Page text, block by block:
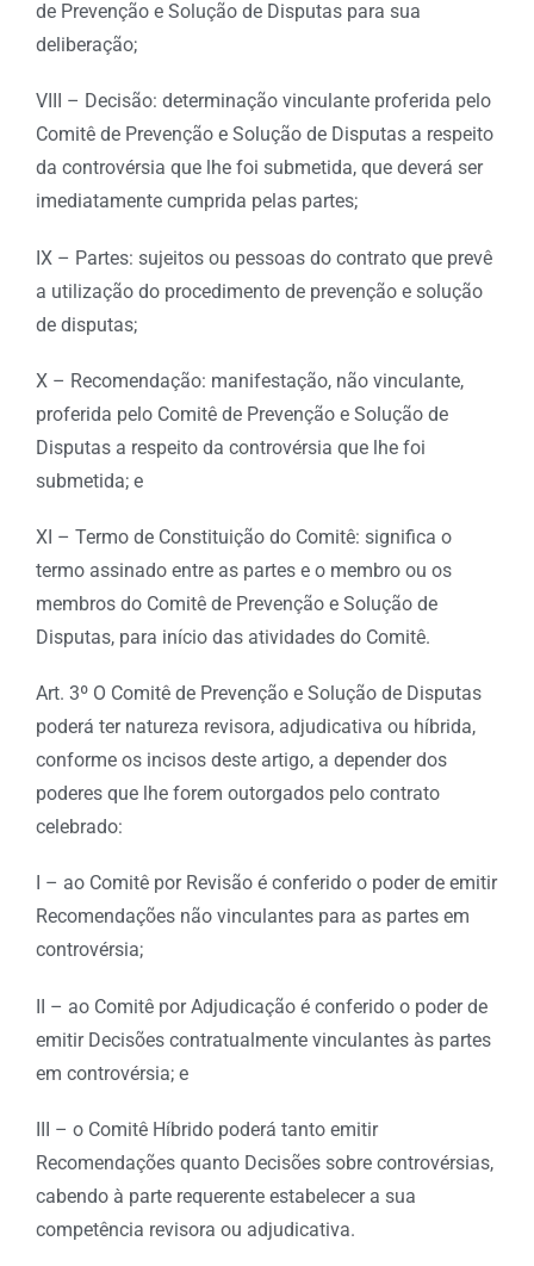
de Prevenção e Solução de Disputas para sua
deliberação;
VIII – Decisão: determinação vinculante proferida pelo
Comitê de Prevenção e Solução de Disputas a respeito
da controvérsia que lhe foi submetida, que deverá ser
imediatamente cumprida pelas partes;
IX – Partes: sujeitos ou pessoas do contrato que prevê
a utilização do procedimento de prevenção e solução
de disputas;
X – Recomendação: manifestação, não vinculante,
proferida pelo Comitê de Prevenção e Solução de
Disputas a respeito da controvérsia que lhe foi
submetida; e
XI – Termo de Constituição do Comitê: significa o
termo assinado entre as partes e o membro ou os
membros do Comitê de Prevenção e Solução de
Disputas, para início das atividades do Comitê.
Art. 3º O Comitê de Prevenção e Solução de Disputas
poderá ter natureza revisora, adjudicativa ou híbrida,
conforme os incisos deste artigo, a depender dos
poderes que lhe forem outorgados pelo contrato
celebrado:
I – ao Comitê por Revisão é conferido o poder de emitir
Recomendações não vinculantes para as partes em
controvérsia;
II – ao Comitê por Adjudicação é conferido o poder de
emitir Decisões contratualmente vinculantes às partes
em controvérsia; e
III – o Comitê Híbrido poderá tanto emitir
Recomendações quanto Decisões sobre controvérsias,
cabendo à parte requerente estabelecer a sua
competência revisora ou adjudicativa.